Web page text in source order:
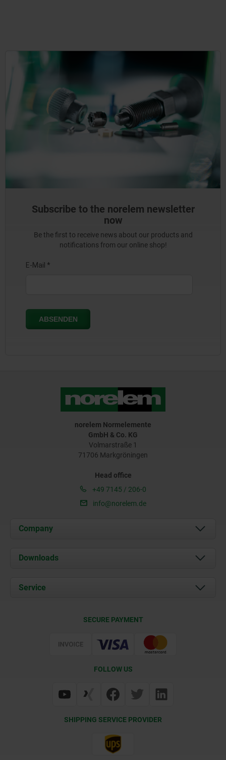
Subscribe to the norelem newsletter
now
Be the first to receive news about our products and
notifications from our online shop!
norelem Normelemente
GmbH & Co. KG
Volmarstraße 1
71706 Markgröningen
Head office
+49 7145 / 206-0
info@norelem.de
Company
About us
Career
Downloads
Service
Web Support
SECURE PAYMENT
FOLLOW US
SHIPPING SERVICE PROVIDER